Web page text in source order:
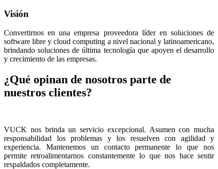
Visión
Convertirnos en una empresa proveedora líder en soluciones de
software libre y cloud computing a nivel nacional y latinoamericano,
brindando soluciones de última tecnología que apoyen el desarrollo
y crecimiento de las empresas.
¿Qué opinan de nosotros parte de
nuestros clientes?
VUCK nos brinda un servicio excepcional. Asumen con mucha
responsabilidad los problemas y los resuelven con agilidad y
experiencia. Mantenemos un contacto permanente lo que nos
permite retroalimentarnos constantemente lo que nos hace sentir
respaldados completamente.